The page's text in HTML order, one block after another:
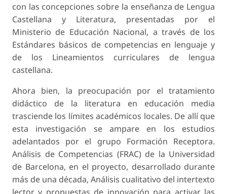
con las concepciones sobre la enseñanza de Lengua
Castellana y Literatura, presentadas por el
Ministerio de Educación Nacional, a través de los
Estándares básicos de competencias en lenguaje y
de los Lineamientos curriculares de lengua
castellana.
Ahora bien, la preocupación por el tratamiento
didáctico de la literatura en educación media
trasciende los límites académicos locales. De allí que
esta investigación se ampare en los estudios
adelantados por el grupo Formación Receptora.
Análisis de Competencias (FRAC) de la Universidad
de Barcelona, en el proyecto, desarrollado durante
más de una década, Análisis cualitativo del intertexto